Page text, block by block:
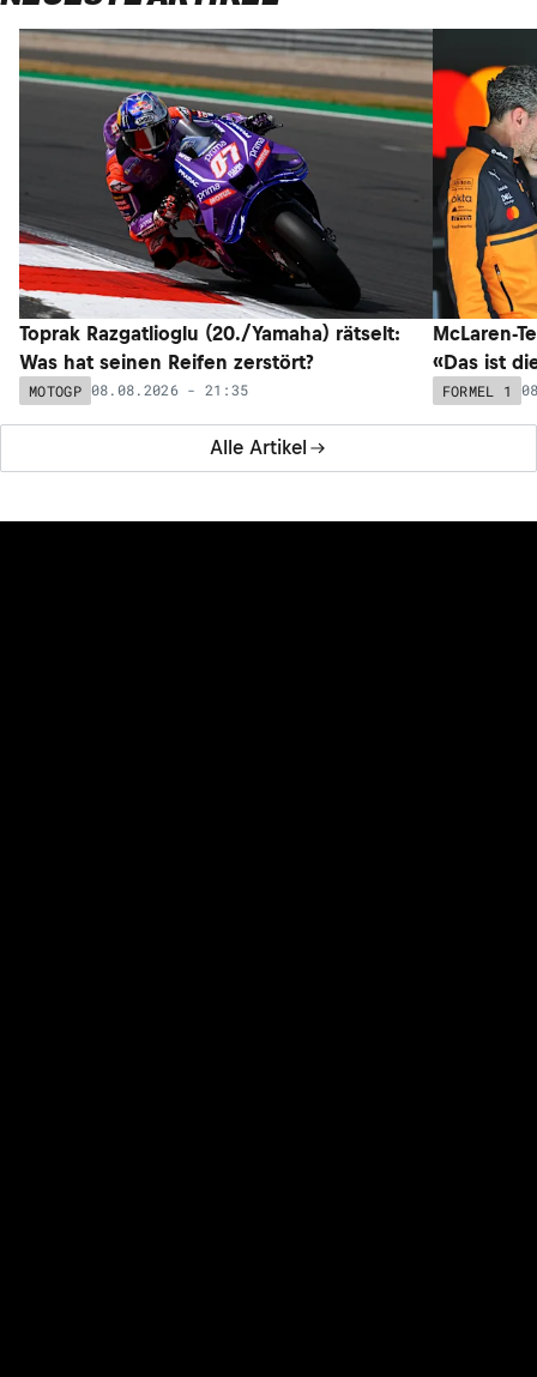
Alle Artikel
Toprak Razgatlioglu (20./Yamaha) rätselt:
Was hat seinen Reifen zerstört?
MOTOGP 08.08.2026 - 21:35
McLaren-
«Das ist
FORMEL 1